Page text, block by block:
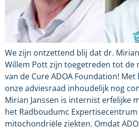
We zijn ontzettend blij dat dr. Mirian
Willem Pott zijn toegetreden tot de
van de Cure ADOA Foundation!
onze adviesraad inhoudelijk nog
Mirian Janssen is internist erfelijke
het Radboudumc
mitochondriële ziekten. Omdat